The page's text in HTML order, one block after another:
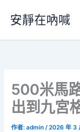
要
安靜在吶喊
500米馬
出到九宮
作者:admin/2026 年 3